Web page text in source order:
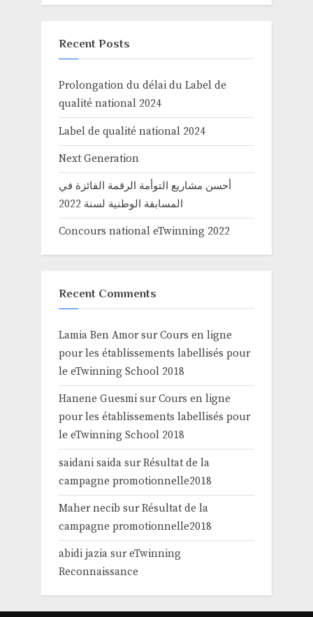
Recent Posts
Prolongation du délai du Label de
qualité national 2024
Label de qualité national 2024
Next Generation
أحسن مشاريع التوأمة الرقمة الفائزة في
المسابقة الوطنية لسنة 2022
Concours national eTwinning 2022
Recent Comments
Lamia Ben AmorsurCours en ligne
pour les établissements labellisés pour
le eTwinning School 2018
Hanene Guesmi surCours en ligne
pour les établissements labellisés pour
le eTwinning School 2018
saidani saida surRésultat de la
campagne promotionnelle2018
Maher necib surRésultat de la
campagne promotionnelle2018
abidi jazia sureTwinning
Reconnaissance